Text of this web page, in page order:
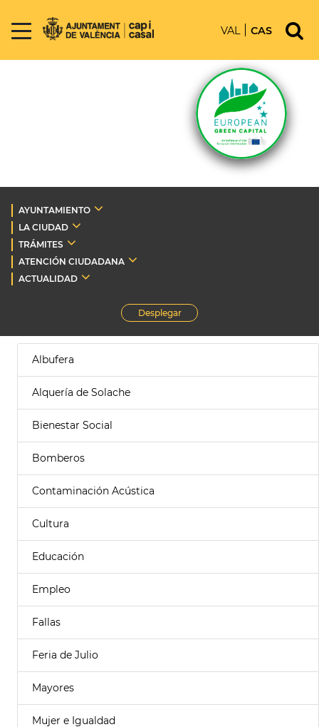
VAL CAS
AYUNTAMIENTO
LA CIUDAD
TRÁMITES
ATENCIÓN CIUDADANA
ACTUALIDAD
Desplegar
Albufera
Alquería de Solache
Bienestar Social
Bomberos
Contaminación Acústica
Cultura
Educación
Empleo
Fallas
Feria de Julio
Mayores
Mujer e Igualdad